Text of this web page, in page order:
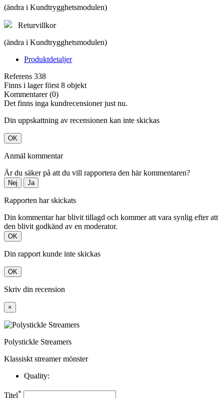
(ändra i Kundtrygghetsmodulen)
Returvillkor
(ändra i Kundtrygghetsmodulen)
Produktdetaljer
Referens 338
Finns i lager först 8 objekt
Kommentarer (0)
Det finns inga kundrecensioner just nu.
Din uppskattning av recensionen kan inte skickas
OK
Anmäl kommentar
Är du säker på att du vill rapportera den här kommentaren?
Nej Ja
Rapporten har skickats
Din kommentar har blivit tillagd och kommer att vara synlig efter att
den blivit godkänd av en moderator.
OK
Din rapport kunde inte skickas
OK
Skriv din recension
×
Polystickle Streamers
Klassiskt streamer mönster
Quality:
Titel*